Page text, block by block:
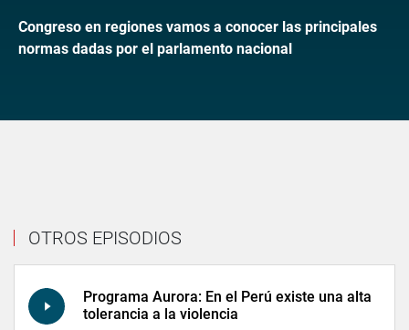
Congreso en regiones vamos a conocer las principales
normas dadas por el parlamento nacional
OTROS EPISODIOS
Programa Aurora: En el Perú existe una alta
tolerancia a la violencia